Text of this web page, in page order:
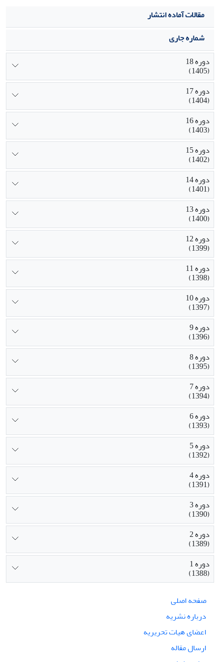
مقالات آماده انتشار
شماره جاری
دوره 18
(1405)
دوره 17
(1404)
دوره 16
(1403)
دوره 15
(1402)
دوره 14
(1401)
دوره 13
(1400)
دوره 12
(1399)
دوره 11
(1398)
دوره 10
(1397)
دوره 9
(1396)
دوره 8
(1395)
دوره 7
(1394)
دوره 6
(1393)
دوره 5
(1392)
دوره 4
(1391)
دوره 3
(1390)
دوره 2
(1389)
دوره 1
(1388)
صفحه اصلی
درباره نشریه
اعضای هیات تحریریه
ارسال مقاله